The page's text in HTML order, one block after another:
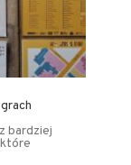
bardziej